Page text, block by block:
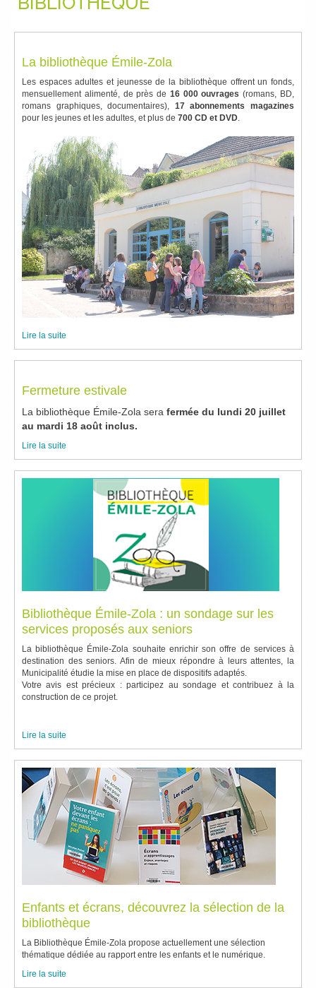
La bibliothèque Émile-Zola
Les espaces adultes et jeunesse de la bibliothèque offrent un fonds,
mensuellement alimenté, de près de 16 000 ouvrages(romans, BD,
romans graphiques, documentaires), 17 abonnements magazines
pour les jeunes et les adultes, et plus de 700 CD et DVD.
Lire la suite
Fermeture estivale
La bibliothèque Émile-Zola sera fermée du lundi 20 juillet
au mardi 18 août inclus.
Lire la suite
Bibliothèque Émile-Zola : un sondage sur les
services proposés aux seniors
La bibliothèque Émile-Zola souhaite enrichir son offre de services à
destination des seniors. Afin de mieux répondre à leurs attentes, la
Municipalité étudie la mise en place de dispositifs adaptés.
Votre avis est précieux : participez au sondage et contribuez à la
construction de ce projet.
Lire la suite
Enfants et écrans, découvrez la sélection de la
bibliothèque
La Bibliothèque Émile-Zola propose actuellement une sélection
thématique dédiée au rapport entre les enfants et le numérique.
Lire la suite